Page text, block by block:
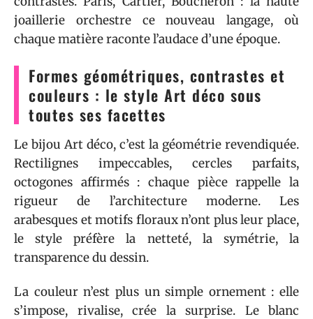
joaillerie orchestre ce nouveau langage, où
chaque matière raconte l’audace d’une époque.
Formes géométriques, contrastes et
couleurs : le style Art déco sous
toutes ses facettes
Le bijou Art déco, c’est la géométrie revendiquée.
Rectilignes impeccables, cercles parfaits,
octogones affirmés : chaque pièce rappelle la
rigueur de l’architecture moderne. Les
arabesques et motifs floraux n’ont plus leur place,
le style préfère la netteté, la symétrie, la
transparence du dessin.
La couleur n’est plus un simple ornement : elle
s’impose, rivalise, crée la surprise. Le blanc